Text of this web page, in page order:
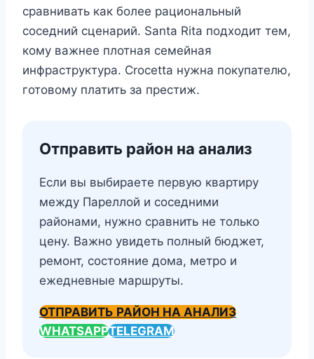
сравнивать как более рациональный
соседний сценарий. Santa Rita подходит тем,
кому важнее плотная семейная
инфраструктура. Crocetta нужна покупателю,
готовому платить за престиж.
Отправить район на анализ
Если вы выбираете первую квартиру
между Пареллой и соседними
районами, нужно сравнить не только
цену. Важно увидеть полный бюджет,
ремонт, состояние дома, метро и
ежедневные маршруты.
ОТПРАВИТЬ РАЙОН НА АНАЛИЗ
WHATSAPPTELEGRAM